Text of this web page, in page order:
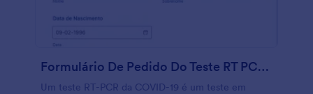
Formulário De Pedido Do Teste RT PCR Da COVID 19
Um teste RT-PCR da COVID-19 é um teste em